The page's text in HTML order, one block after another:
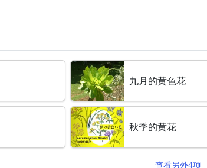
九月的黄色花
秋季的黄花
查看另外4项